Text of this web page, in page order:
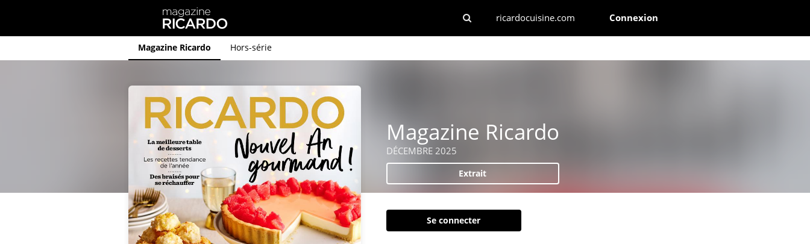
ricardocuisine.com Connexion
Magazine Ricardo Hors-série
Magazine Ricardo
DÉCEMBRE 2025
Extrait
Se connecter